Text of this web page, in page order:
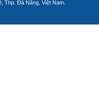
Thp. Đà Nẵng, Việt Nam.